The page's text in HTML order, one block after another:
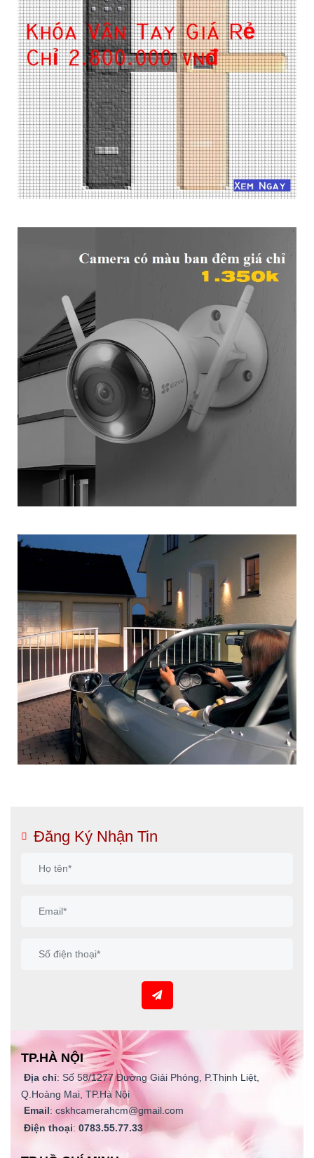
Đăng Ký Nhận Tin
TP.HÀ NỘI
Địa chỉ: Số 58/1277 Đường Giải Phóng, P.Thịnh Liệt,
Q.Hoàng Mai, TP.Hà Nội
Email: cskhcamerahcm@gmail.com
Điện thoại: 0783.55.77.33